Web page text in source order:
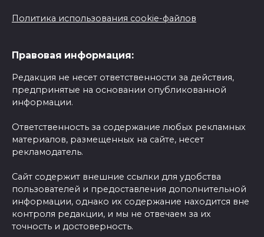
Политика использования cookie-файлов
Правовая информация:
Редакция не несет ответственности за действия,
предпринятые на основании опубликованной
информации.
Ответственность за содержание любых рекламных
материалов, размещенных на сайте, несет
рекламодатель.
Сайт содержит внешние ссылки для удобства
пользователей и предоставления дополнительной
информации, однако их содержание находится вне
контроля редакции, и мы не отвечаем за их
точность и достоверность.